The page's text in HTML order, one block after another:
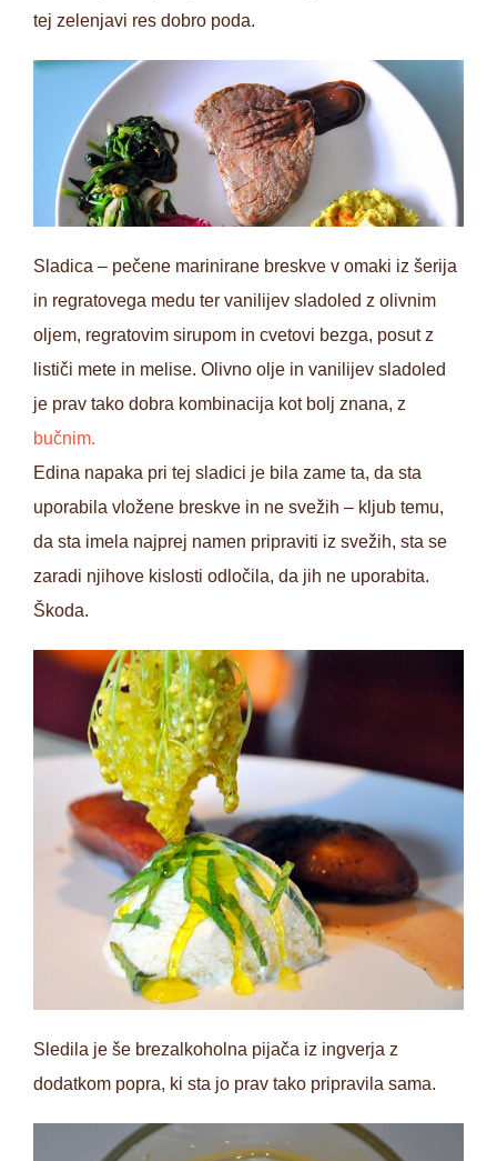
tej zelenjavi res dobro poda.
Sladica – pečene marinirane breskve v omaki iz šerija
in regratovega medu ter vanilijev sladoled z olivnim
oljem, regratovim sirupom in cvetovi bezga, posut z
lističi mete in melise. Olivno olje in vanilijev sladoled
je prav tako dobra kombinacija kot bolj znana, z
bučnim.
Edina napaka pri tej sladici je bila zame ta, da sta
uporabila vložene breskve in ne svežih – kljub temu,
da sta imela najprej namen pripraviti iz svežih, sta se
zaradi njihove kislosti odločila, da jih ne uporabita.
Škoda.
Sledila je še brezalkoholna pijača iz ingverja z
dodatkom popra, ki sta jo prav tako pripravila sama.